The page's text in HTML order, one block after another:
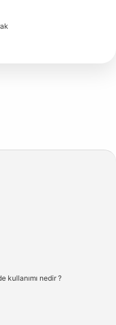
kullanımı nedir ?